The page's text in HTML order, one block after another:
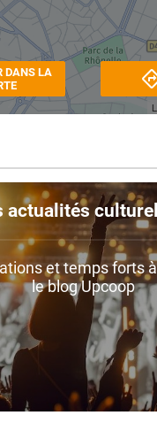
DANS LA
actualités
et temps forts
le blog Upcoop